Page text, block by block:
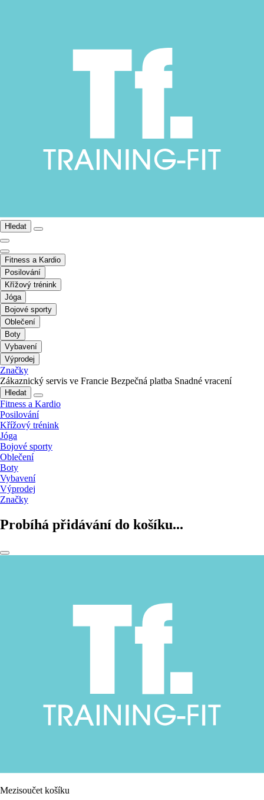
Hledat
Fitness a Kardio
Posilování
Křížový trénink
Jóga
Bojové sporty
Oblečení
Boty
Vybavení
Výprodej
Značky
Zákaznický servis ve Francie Bezpečná platba Snadné vracení
Hledat
Fitness a Kardio
Posilování
Křížový trénink
Jóga
Bojové sporty
Oblečení
Boty
Vybavení
Výprodej
Značky
Probíhá přidávání do košíku...
Mezisoučet košíku